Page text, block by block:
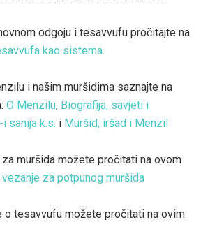
odgoju i tesavvufu pročitajte na
kao sistema.
i našim muršidima saznajte na
O Menzilu, Biografija, savjeti i
sanija k.s. i Muršid, iršad i Menzil
muršida možete pročitati na ovom
za potpunog muršida
o tesavvufu možete pročitati na ovim